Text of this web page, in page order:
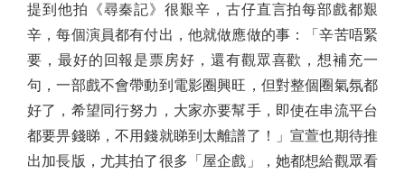
提到他拍《尋秦記》很艱辛，古仔直言拍每部戲都艱
辛，每個演員都有付出，他就做應做的事：「辛苦唔緊
要，最好的回報是票房好，還有觀眾喜歡，想補充一
句，一部戲不會帶動到電影圈興旺，但對整個圈氣氛都
好了，希望同行努力，大家亦要幫手，即使在串流平台
都要畀錢睇，不用錢就睇到太離譜了！」宣萱也期待推
出加長版，尤其拍了很多「屋企戲」，她都想給觀眾看